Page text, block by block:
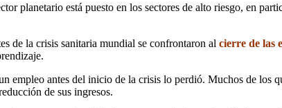
planetario está puesto en los sectores de alto riesgo, en
de la crisis sanitaria mundial se confrontaron al cierre de las
empleo antes del inicio de la crisis lo perdió. Muchos de
de sus ingresos.